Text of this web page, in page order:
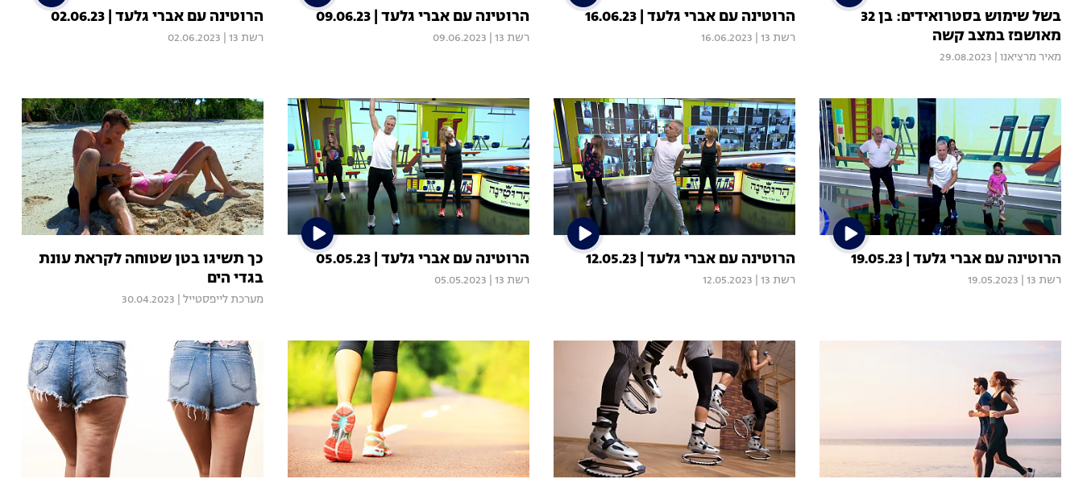
בשל שימוש בסטרואידים: בן 32
מאושפז במצב קשה
מאיר מרציאנו 29.08.2023
הרוטינה עם אברי גלעד | 16.06.23
רשת 13 16.06.2023
הרוטינה עם אברי גלעד | 09.06.23
רשת 13 09.06.2023
הרוטינה עם אברי גלעד | 02.06.23
רשת 13 02.06.2023
הרוטינה עם אברי גלעד | 19.05.23
רשת 13 19.05.2023
הרוטינה עם אברי גלעד | 12.05.23
רשת 13 12.05.2023
הרוטינה עם אברי גלעד | 05.05.23
רשת 13 05.05.2023
כך תשיגו בטן שטוחה לקראת עונת
בגדי הים
מערכת לייפסטייל 30.04.2023